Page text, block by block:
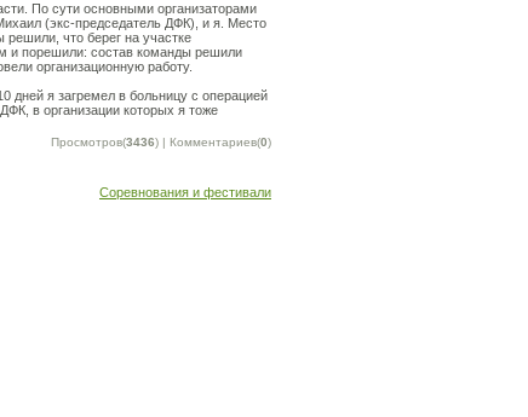
По сути основными организаторами
(экс-председатель ДФК), и я. Место
решили, что берег на участке
и порешили: состав команды решили
организационную работу.
дней я загремел в больницу с операцией
в организации которых я тоже
Просмотров(3436) | Комментариев(0)
Соревнования и фестивали